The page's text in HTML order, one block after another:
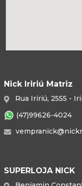
Nick Iririú Matriz
Rua Iririú, 2555 -
(47)99626-4024
SUPERLOJA NICK